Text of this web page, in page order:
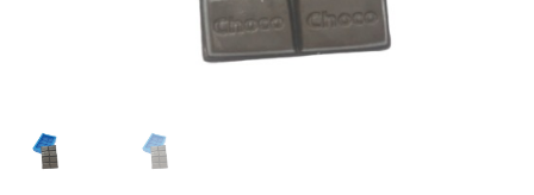
Corante, Pigmento e Óxido
Óleos